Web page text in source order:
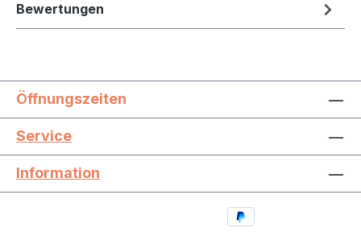
Bewertungen
Öffnungszeiten
Service
Information